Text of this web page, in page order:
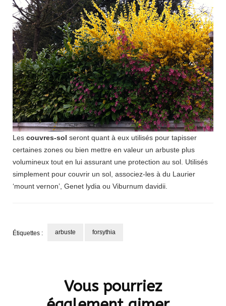
Les couvres-sol seront quant à eux utilisés pour tapisser
certaines zones ou bien mettre en valeur un arbuste plus
volumineux tout en lui assurant une protection au sol. Utilisés
simplement pour couvrir un sol, associez-les à du Laurier
‘mount vernon’, Genet lydia ou Viburnum davidii.
Étiquettes : arbuste forsythia
Vous pourriez